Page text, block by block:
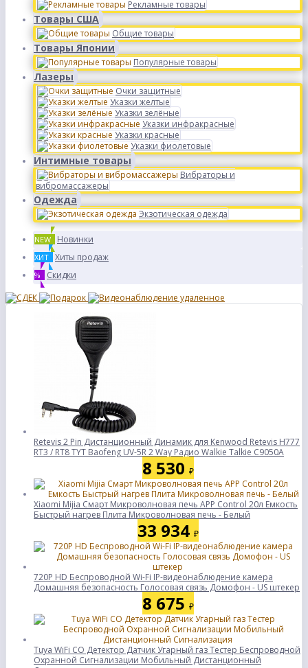
Рекламные товары
Товары США
Общие товары
Товары Японии
Популярные товары
Лазеры
Очки защитные
Указки желтые
Указки зелёные
Указки инфракрасные
Указки красные
Указки фиолетовые
Интимные товары
Вибраторы и
вибромассажеры
Одежда
Экзотическая одежда
NEW Новинки
ХИТ Хиты продаж
% Скидки
Retevis 2 Pin Дистанционный Динамик для Kenwood Retevis H777
RT3 / RT8 TYT Baofeng UV-5R 2 Way Радио Walkie Talkie C9050A
8 530 ₽
Xiaomi Mijia Смарт Микроволновая печь APP Control 20л Емкость
Быстрый нагрев Плита Микроволновая печь - Белый
33 934 ₽
720P HD Беспроводной Wi-Fi IP-видеонаблюдение камера
Домашняя безопасность Голосовая связь Домофон - US штекер
8 675 ₽
Tuya WiFi CO Детектор Датчик Угарный газ Тестер Беспроводной
Охранной Сигнализации Мобильный Дистанционный